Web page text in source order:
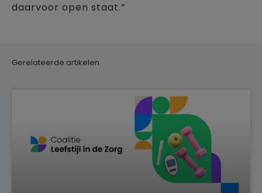
daarvoor open staat.”
Gerelateerde artikelen